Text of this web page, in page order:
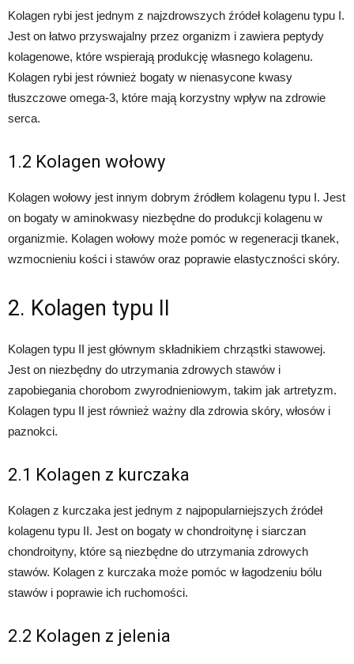
Kolagen rybi jest jednym z najzdrowszych źródeł kolagenu typu I.
Jest on łatwo przyswajalny przez organizm i zawiera peptydy
kolagenowe, które wspierają produkcję własnego kolagenu.
Kolagen rybi jest również bogaty w nienasycone kwasy
tłuszczowe omega-3, które mają korzystny wpływ na zdrowie
serca.
1.2 Kolagen wołowy
Kolagen wołowy jest innym dobrym źródłem kolagenu typu I. Jest
on bogaty w aminokwasy niezbędne do produkcji kolagenu w
organizmie. Kolagen wołowy może pomóc w regeneracji tkanek,
wzmocnieniu kości i stawów oraz poprawie elastyczności skóry.
2. Kolagen typu II
Kolagen typu II jest głównym składnikiem chrząstki stawowej.
Jest on niezbędny do utrzymania zdrowych stawów i
zapobiegania chorobom zwyrodnieniowym, takim jak artretyzm.
Kolagen typu II jest również ważny dla zdrowia skóry, włosów i
paznokci.
2.1 Kolagen z kurczaka
Kolagen z kurczaka jest jednym z najpopularniejszych źródeł
kolagenu typu II. Jest on bogaty w chondroitynę i siarczan
chondroityny, które są niezbędne do utrzymania zdrowych
stawów. Kolagen z kurczaka może pomóc w łagodzeniu bólu
stawów i poprawie ich ruchomości.
2.2 Kolagen z jelenia